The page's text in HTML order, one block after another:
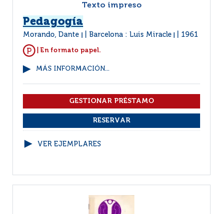
Texto impreso
Pedagogía
Morando, Dante Barcelona : Luis Miracle 1961
| En formato papel.
MÁS INFORMACIÓN...
VER EJEMPLARES